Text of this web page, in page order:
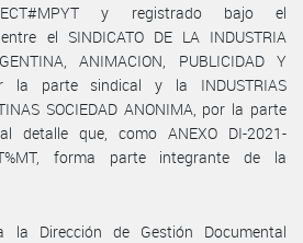
SECT#MPYT y registrado bajo el
el SINDICATO DE LA INDUSTRIA
ANIMACION, PUBLICIDAD Y
la parte sindical y la INDUSTRIAS
SOCIEDAD ANONIMA, por la parte
detalle que, como ANEXO DI-2021-
forma parte integrante de la
la Dirección de Gestión Documental